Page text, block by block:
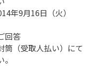
年9月16日（火）
回答
筒（受取人払い）にて